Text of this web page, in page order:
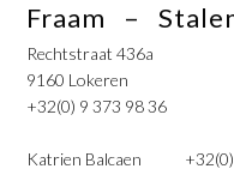
Fraam –
Rechtstraat 436a
9160 Lokeren
+32(0) 9 373 98 36
Katrien Balcaen +32(0)